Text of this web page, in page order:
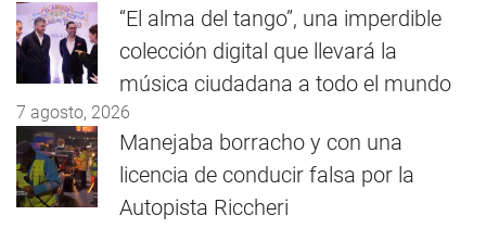
“El alma del tango”, una imperdible
colección digital que llevará la
música ciudadana a todo el mundo
7 agosto, 2026
Manejaba borracho y con una
licencia de conducir falsa por la
Autopista Riccheri